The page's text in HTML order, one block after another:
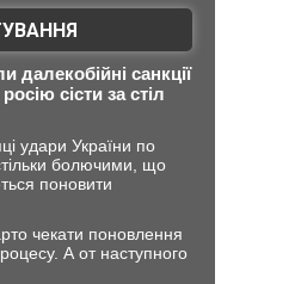
далекобійні санкції
сісти за стіл
удари України по
болючими, що
поновити
чекати поновлення
А от наступного